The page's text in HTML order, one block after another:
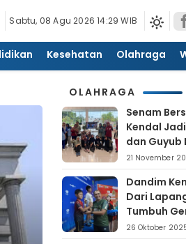
Sabtu, 08 Agu 2026 14:29 WIB
Kesehatan Olahraga
OLAHRAGA
Senam
Kendal
dan Guyub
21 November
Dandim
Dari
Tumbuh
dan
26 Oktober